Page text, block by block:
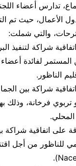
تدارس أعضاء
الأعمال، حيث تم
والتي شملت:
شراكة لتنفيذ
لفائدة أعضاء
الناظور.
شراكة بين
فرخانة، وذلك
على اتفاقية شراكة
للناظور من أجل